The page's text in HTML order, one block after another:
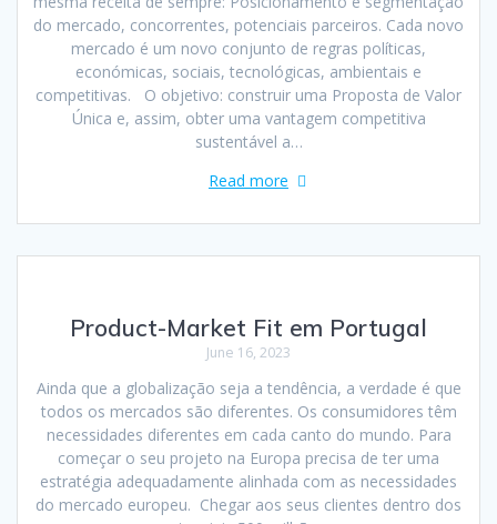
do mercado, concorrentes, potenciais parceiros. Cada novo
mercado é um novo conjunto de regras políticas,
económicas, sociais, tecnológicas, ambientais e
competitivas. O objetivo: construir uma Proposta de Valor
Única e, assim, obter uma vantagem competitiva
sustentável a…
Read more
Product-Market Fit em Portugal
June 16, 2023
Ainda que a globalização seja a tendência, a verdade é que
todos os mercados são diferentes. Os consumidores têm
necessidades diferentes em cada canto do mundo. Para
começar o seu projeto na Europa precisa de ter uma
estratégia adequadamente alinhada com as necessidades
do mercado europeu. Chegar aos seus clientes dentro dos